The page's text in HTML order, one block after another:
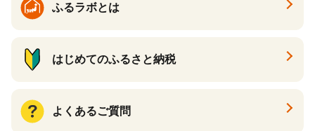
ふるラボとは
はじめてのふるさと納税
よくあるご質問